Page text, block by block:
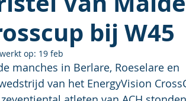
bij W45
op: 19 feb
manches in Berlare, Roeselare
van het EnergyVision